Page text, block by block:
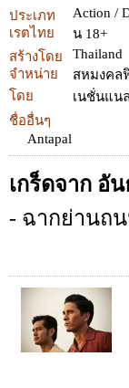
ประเภท
Action /
เรตไทย
น 18+
สร้างโดย
Thailand
จำหน่าย
โดย
สหมงคล
เนชั่นแนล
ชื่ออื่นๆ
Antapal
เกร็ดจาก อั
- ฉากย่านถ